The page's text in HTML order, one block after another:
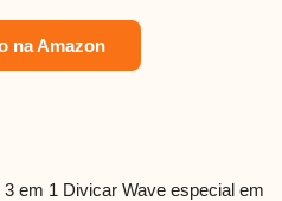
na Amazon
em 1 Divicar Wave especial em